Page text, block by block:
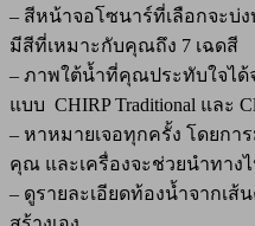
– สีหน้าจอโซนาร์ที่เลือกจะบ่
มีสีที่เหมาะกับคุณถึง 7 เฉดสี
– ภาพใต้น้ำที่คุณประทับใจได้
แบบ CHIRP Traditional และ
– หาหมายเจอทุกครั้ง โดยกา
คุณ และเครื่องจะช่วยนำทาง
– ดูรายละเอียดท้องน้ำจากเ